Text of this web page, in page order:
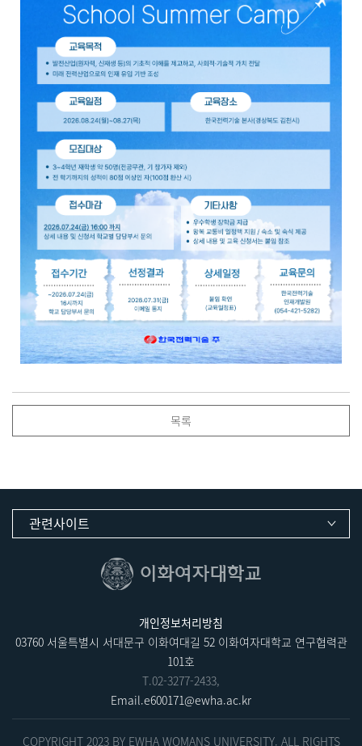
목록
관련사이트
개인정보처리방침
03760 서울특별시 서대문구 이화여대길 52 이화여자대학교 연구협력관
101호
T.02-3277-2433,
Email.e600171@ewha.ac.kr
COPYRIGHT 2023 BY EWHA WOMANS UNIVERSITY. ALL RIGHTS